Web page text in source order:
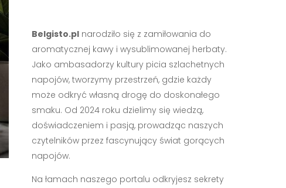
Belgisto.plnarodziło się z zamiłowania do
aromatycznej kawy i wysublimowanej herbaty.
Jako ambasadorzy kultury picia szlachetnych
napojów, tworzymy przestrzeń, gdzie każdy
może odkryć własną drogę do doskonałego
smaku. Od 2024 roku dzielimy się wiedzą,
doświadczeniem i pasją, prowadząc naszych
czytelników przez fascynujący świat gorących
napojów.
Na łamach naszego portalu odkryjesz sekrety